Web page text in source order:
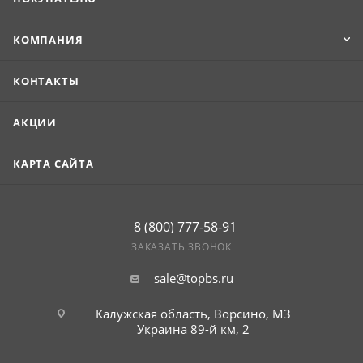
механическим нагрузкам и надежная защита от
что гарантирует долгий срок службы даже в сложных
КОМПАНИЯ
КОНТАКТЫ
АКЦИИ
КАРТА САЙТА
8 (800) 777-58-91
ЗАКАЗАТЬ ЗВОНОК
sale@topbs.ru
Калужская область, Ворсино, М3
Украина 89-й км, 2